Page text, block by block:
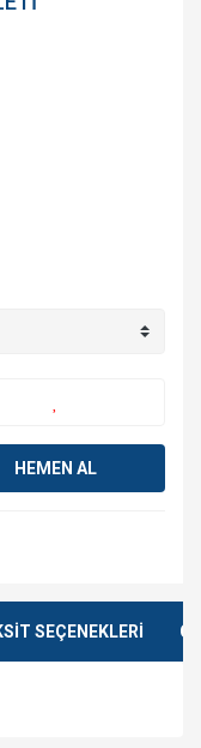
HEMEN AL
SEÇENEKLERİ